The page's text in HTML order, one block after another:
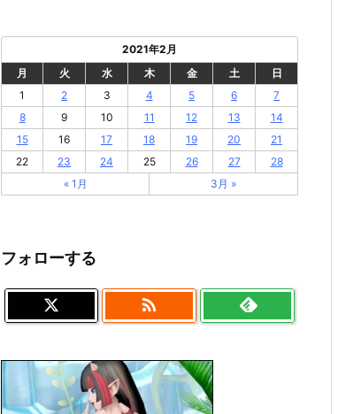
2021年2月
月
火 水 木 金 土
日
1
2 3 4 5 6
7
8
9 10 11 12 13
14
15
16 17 18 19 20
21
22
23 24 25 26 27
28
« 1月
3月 »
フォローする
